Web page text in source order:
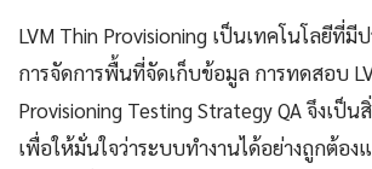
LVM Thin Provisioning เป็นเทคโนโลยีที่มี
การจัดการพื้นที่จัดเก็บข้อมูล การทดสอบ
Provisioning Testing Strategy QA จึงเป็น
เพื่อให้มั่นใจว่าระบบทำงานได้อย่างถูกต้อง